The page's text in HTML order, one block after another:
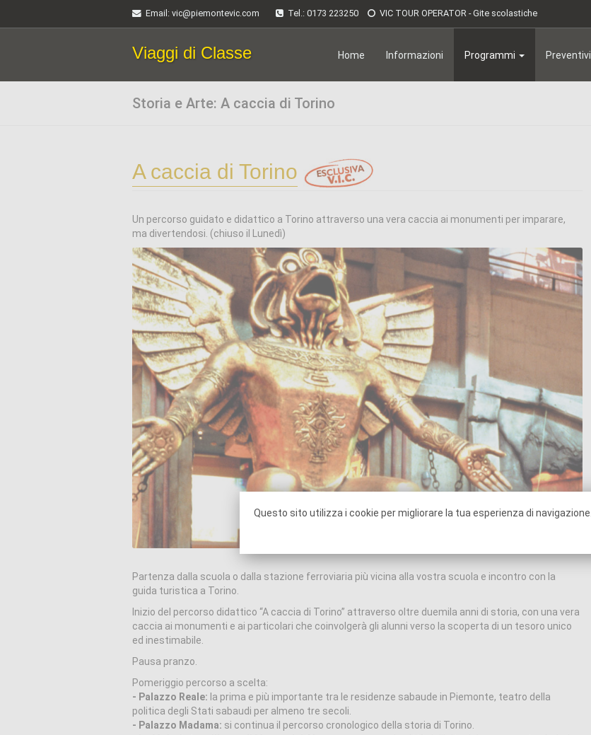
Email : vic@piemontevic.com Tel.: 0173 223250 VIC TOUR OPERATOR - Gite scolastiche
Viaggi di Classe Home Informazioni Programmi Preventivi
Storia e Arte: A caccia di Torino
A caccia di Torino
Un percorso guidato e didattico a Torino attraverso una vera caccia ai monumenti per imparare,
ma divertendosi. (chiuso il Lunedì)
Partenza dalla scuola o dalla stazione ferroviaria più vicina alla vostra scuola e incontro con la
guida turistica a Torino.
Inizio del percorso didattico “A caccia di Torino” attraverso oltre duemila anni di storia, con una vera
caccia ai monumenti e ai particolari che coinvolgerà gli alunni verso la scoperta di un tesoro unico
ed inestimabile.
Pausa pranzo.
Pomeriggio percorso a scelta:
- Palazzo Reale: la prima e più importante tra le residenze sabaude in Piemonte, teatro della
politica degli Stati sabaudi per almeno tre secoli.
- Palazzo Madama: si continua il percorso cronologico della storia di Torino.
Questo sito utilizza i cookie per migliorare la tua esperienza di navigazione.